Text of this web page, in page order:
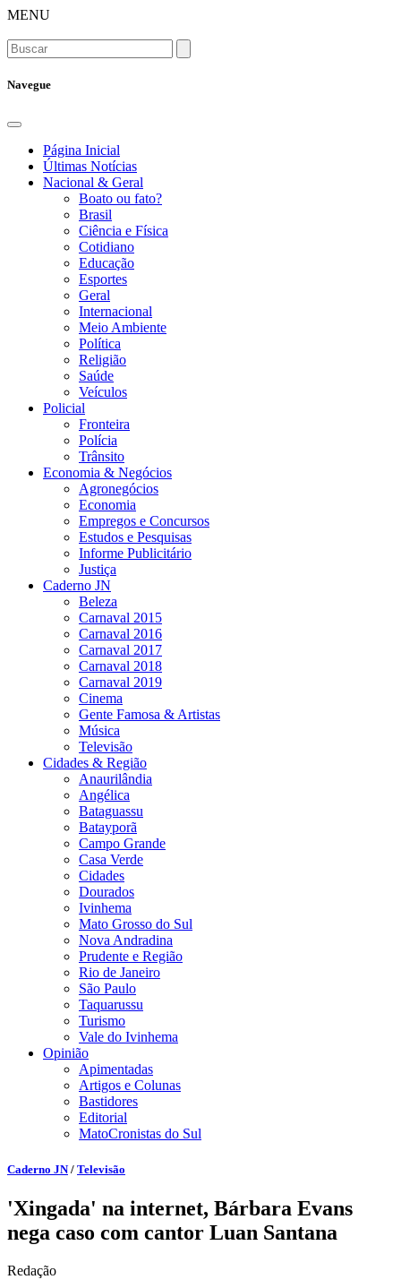
MENU
Navegue
Página Inicial
Últimas Notícias
Nacional & Geral
Boato ou fato?
Brasil
Ciência e Física
Cotidiano
Educação
Esportes
Geral
Internacional
Meio Ambiente
Política
Religião
Saúde
Veículos
Policial
Fronteira
Polícia
Trânsito
Economia & Negócios
Agronegócios
Economia
Empregos e Concursos
Estudos e Pesquisas
Informe Publicitário
Justiça
Caderno JN
Beleza
Carnaval 2015
Carnaval 2016
Carnaval 2017
Carnaval 2018
Carnaval 2019
Cinema
Gente Famosa & Artistas
Música
Televisão
Cidades & Região
Anaurilândia
Angélica
Bataguassu
Batayporã
Campo Grande
Casa Verde
Cidades
Dourados
Ivinhema
Mato Grosso do Sul
Nova Andradina
Prudente e Região
Rio de Janeiro
São Paulo
Taquarussu
Turismo
Vale do Ivinhema
Opinião
Apimentadas
Artigos e Colunas
Bastidores
Editorial
MatoCronistas do Sul
Caderno JN/ Televisão
'Xingada' na internet, Bárbara Evans
nega caso com cantor Luan Santana
Redação